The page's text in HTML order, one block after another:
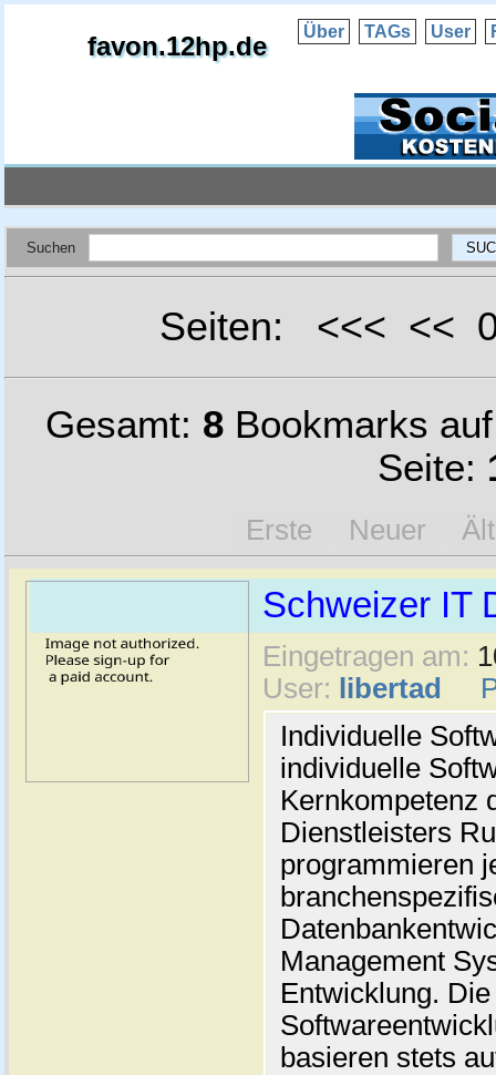
favon.12hp.de Über TAGs User
Suchen
Seiten: <<< <<
Gesamt: 8Bookmarks
Seite:
Erste Neuer
Schweizer IT
Eingetragen am:
User:
libertad
Individuelle
individuelle
Kernkompetenz
Dienstleisters
programmieren
Management
Entwicklung.
basieren stets